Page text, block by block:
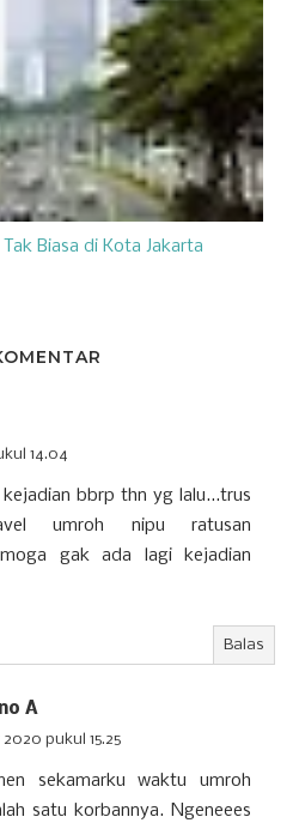
Biasa di Kota Jakarta
14.04
bbrp thn yg lalu...trus
umroh nipu ratusan
gak ada lagi kejadian
Balas
A
pukul 15.25
sekamarku waktu umroh
satu korbannya. Ngeneees